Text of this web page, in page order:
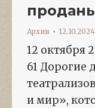
Архив 12.10.2024
12 октября
61 Дорогие
и мир»,